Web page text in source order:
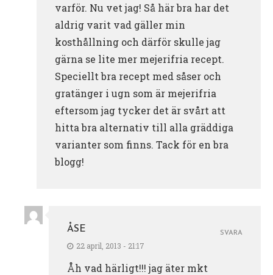
varför. Nu vet jag! Så här bra har det
aldrig varit vad gäller min
kosthållning och därför skulle jag
gärna se lite mer mejerifria recept.
Speciellt bra recept med såser och
gratänger i ugn som är mejerifria
eftersom jag tycker det är svårt att
hitta bra alternativ till alla gräddiga
varianter som finns. Tack för en bra
blogg!
ÅSE
22 april, 2013 - 21:17
Åh vad härligt!!! jag äter mkt
SVARA